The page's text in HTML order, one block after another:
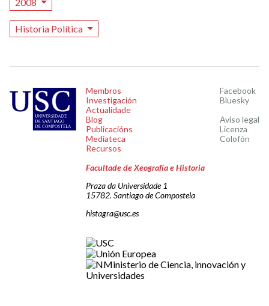
Historia Política
Membros
Investigación
Actualidade
Blog
Publicacións
Mediateca
Recursos
Facebook
Bluesky
Aviso legal
Licenza
Colofón
Facultade de Xeografía e Historia
Praza da Universidade 1
15782. Santiago de Compostela
histagra@usc.es